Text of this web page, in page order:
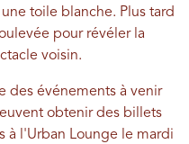
toile blanche. Plus tard
pour révéler la
voisin.
des événements à venir
obtenir des billets
à l'Urban Lounge le mardi